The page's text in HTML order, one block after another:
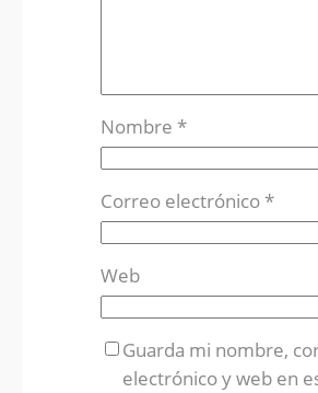
Nombre *
Correo electrónico*
Web
Guarda mi nombre,
electrónico y web en